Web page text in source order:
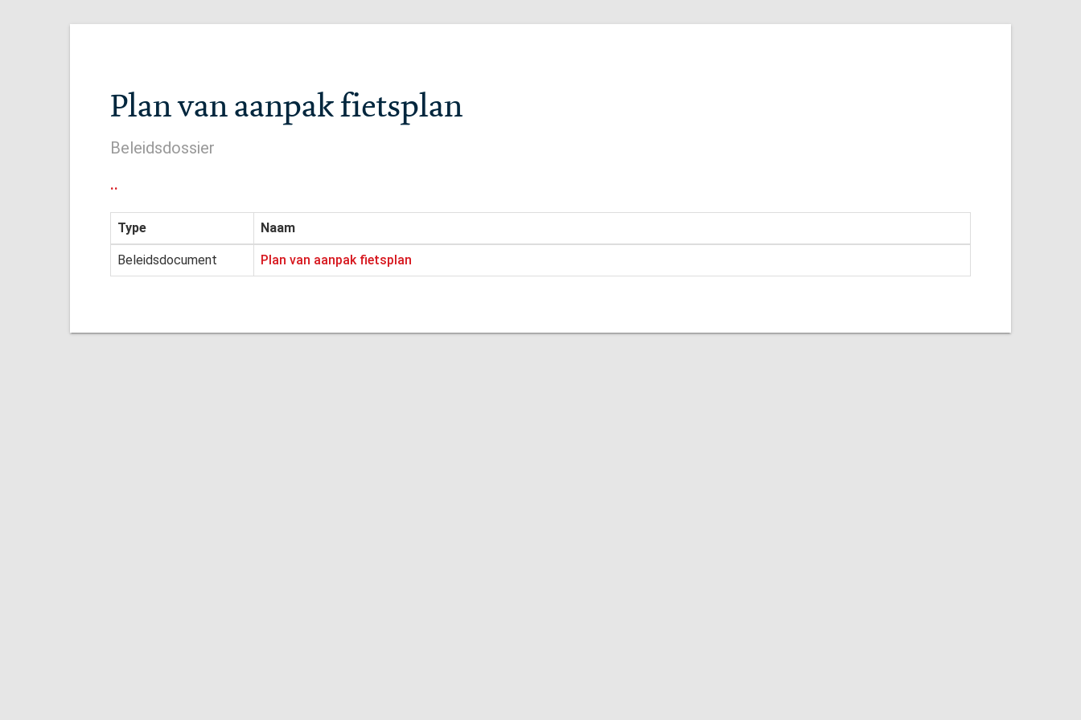
Plan van aanpak fietsplan
Beleidsdossier
..
Type Naam
Beleidsdocument Plan van aanpak fietsplan